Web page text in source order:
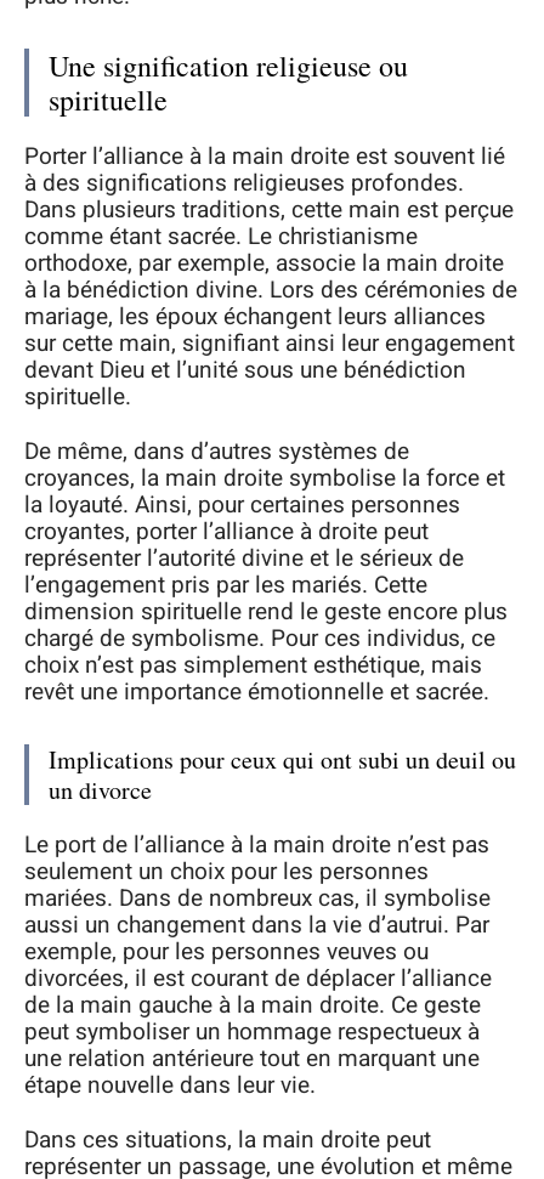
Une signification religieuse ou
spirituelle
Porter l’alliance à la main droite est souvent lié
à des significations religieuses profondes.
Dans plusieurs traditions, cette main est perçue
comme étant sacrée. Le christianisme
orthodoxe, par exemple, associe la main droite
à la bénédiction divine. Lors des cérémonies de
mariage, les époux échangent leurs alliances
sur cette main, signifiant ainsi leur engagement
devant Dieu et l’unité sous une bénédiction
spirituelle.
De même, dans d’autres systèmes de
croyances, la main droite symbolise la force et
la loyauté. Ainsi, pour certaines personnes
croyantes, porter l’alliance à droite peut
représenter l’autorité divine et le sérieux de
l’engagement pris par les mariés. Cette
dimension spirituelle rend le geste encore plus
chargé de symbolisme. Pour ces individus, ce
choix n’est pas simplement esthétique, mais
revêt une importance émotionnelle et sacrée.
Implications pour ceux qui ont subi un deuil ou
un divorce
Le port de l’alliance à la main droite n’est pas
seulement un choix pour les personnes
mariées. Dans de nombreux cas, il symbolise
aussi un changement dans la vie d’autrui. Par
exemple, pour les personnes veuves ou
divorcées, il est courant de déplacer l’alliance
de la main gauche à la main droite. Ce geste
peut symboliser un hommage respectueux à
une relation antérieure tout en marquant une
étape nouvelle dans leur vie.
Dans ces situations, la main droite peut
représenter un passage, une évolution et même